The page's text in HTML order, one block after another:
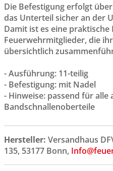
Die Befestigung erfolgt
das Unterteil sicher an der
Damit ist es eine praktische
Feuerwehrmitglieder, die
übersichtlich
- Ausführung: 11-teilig
- Befestigung: mit Nadel
- Hinweise: passend für alle
Bandschnallenoberteile
Hersteller: Versandhaus
135, 53177 Bonn,